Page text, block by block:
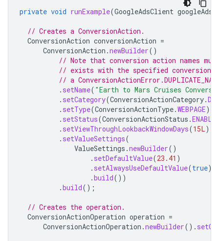
private void runExample(GoogleAdsClient
// Creates a ConversionAction.
ConversionAction conversionAction =
ConversionAction .newBuilder()
// Note that conversion action names
// exists with the specified
// a
. setName( "Earth to Mars Cruises
. setCategory(ConversionActionCategory.
. setType(ConversionActionType.WEBPAGE)
. setStatus(ConversionActionStatus .
. setViewThroughLookbackWindowDays(15L)
. setValueSettings(
ValueSettings .newBuilder()
. setDefaultValue(23.41 )
. setAlwaysUseDefaultValue(true)
.build())
.build();
// Creates the operation.
ConversionActionOperation operation =
ConversionActionOperation .newBuilder().